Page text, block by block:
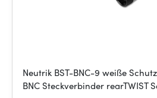
Neutrik BST-BNC-9 weiße
BNC Steckverbinder rearTWIST